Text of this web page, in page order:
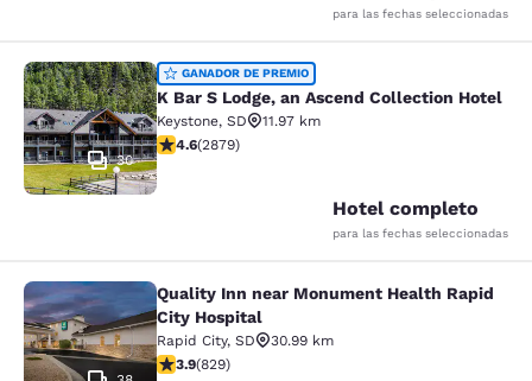
para las fechas seleccionadas
K Bar S Lodge, an Ascend
30
GANADOR DE PREMIO
K Bar S Lodge, an Ascend Collection Hotel
Keystone, SD
11.97 km
calificación de 4.64 estrellas. Excepcional. 2879
4.6(2879)
Hotel completo
para las fechas seleccionadas
Quality Inn near Monument Health
Quality Inn near Monument Health Rapid
City Hospital
Rapid City, SD
30.99 km
calificación de 3.92 estrellas. Bueno. 829 reseñas
3.9(829)